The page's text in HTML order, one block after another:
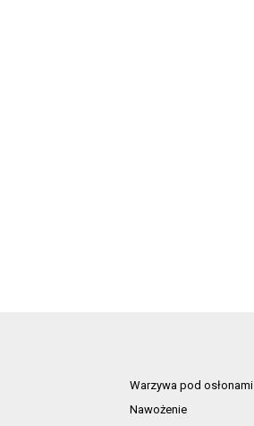
Warzywa pod osłonami
Nawożenie